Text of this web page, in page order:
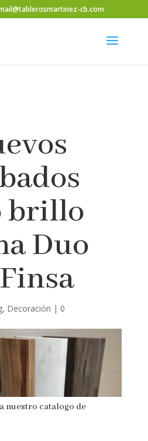
cb.com
brillo
Duo
, Decoración
0
nuestro catalogo de